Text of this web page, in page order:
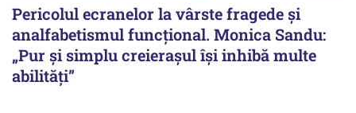
Pericolul ecranelor la vârste fragede și
analfabetismul funcțional. Monica Sandu:
„Pur și simplu creierașul își inhibă multe
abilități”